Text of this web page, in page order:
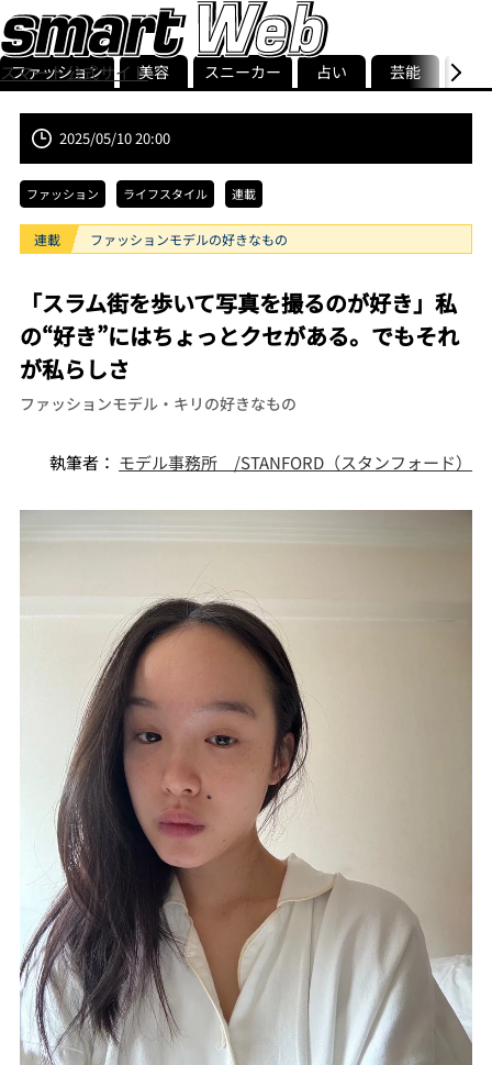
スマート公式サイト
smart最新号
記事一覧ランキング
ストリ
ファッション 美容 スニーカー 占い 芸能 グル
2025/05/10 20:00
ファッション ライフスタイル 連載
連載 ファッションモデルの好きなもの
「スラム街を歩いて写真を撮るのが好き」私
の“好き”にはちょっとクセがある。でもそれ
が私らしさ
ファッションモデル・キリの好きなもの
執筆者： モデル事務所 /STANFORD（スタンフォード）